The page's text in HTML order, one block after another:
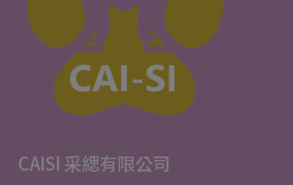
CAISI 采緦有限公司